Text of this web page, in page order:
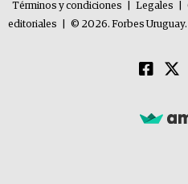
Términos y condiciones Legales
editoriales
© 2026. Forbes